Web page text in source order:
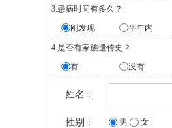
3.患病时间有多久？
刚发现
半年内
4.是否有家族遗传史？
有
没有
姓名：
性别： 男 女